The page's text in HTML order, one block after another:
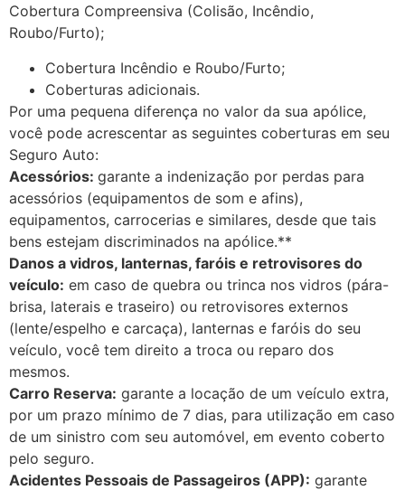
Cobertura Compreensiva (Colisão, Incêndio,
Roubo/Furto);
Cobertura Incêndio e Roubo/Furto;
Coberturas adicionais.
Por uma pequena diferença no valor da sua apólice,
você pode acrescentar as seguintes coberturas em seu
Seguro Auto:
Acessórios: garante a indenização por perdas para
acessórios (equipamentos de som e afins),
equipamentos, carrocerias e similares, desde que tais
bens estejam discriminados na apólice.**
Danos a vidros, lanternas, faróis e retrovisores do
veículo: em caso de quebra ou trinca nos vidros (pára-
brisa, laterais e traseiro) ou retrovisores externos
(lente/espelho e carcaça), lanternas e faróis do seu
veículo, você tem direito a troca ou reparo dos
mesmos.
Carro Reserva: garante a locação de um veículo extra,
por um prazo mínimo de 7 dias, para utilização em caso
de um sinistro com seu automóvel, em evento coberto
pelo seguro.
Acidentes Pessoais de Passageiros (APP): garante